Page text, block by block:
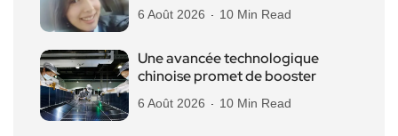
6 Août 2026 10 Min Read
Une avancée technologique
chinoise promet de booster
6 Août 2026 10 Min Read